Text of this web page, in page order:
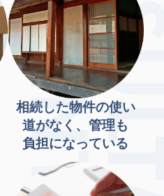
相続した物件の使い
道がなく、管理も
負担になっている